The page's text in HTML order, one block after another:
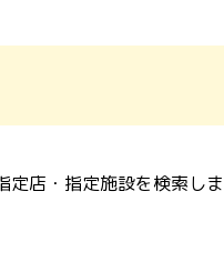
定店・指定施設を検索しま